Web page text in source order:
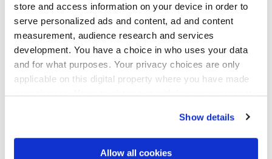
store and access information on your device in order to
serve personalized ads and content, ad and content
measurement, audience research and services
development. You have a choice in who uses your data
and for what purposes. Your privacy choices are only
applicable on this digital property where you have made
your choices. You can change or withdraw your consent
If you allow, we would also like to:
Show details
Allow all cookies